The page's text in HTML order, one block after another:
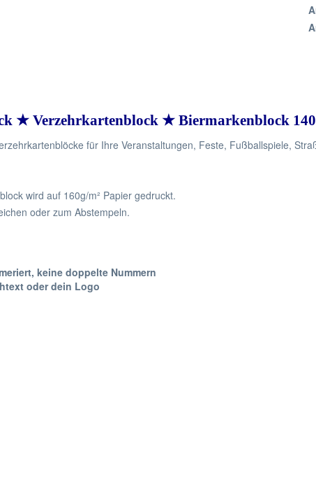
★ Verzehrkartenblock ★ Biermarkenblock
für Ihre Veranstaltungen, Feste, Fußballspiele,
wird auf 160g/m² Papier gedruckt.
oder zum Abstempeln.
keine doppelte Nummern
oder dein Logo